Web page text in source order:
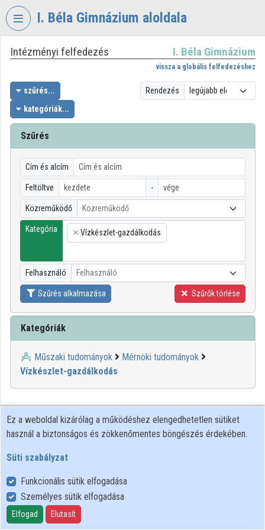
Fejléc kihagyása
I. Béla Gimnázium aloldala
VIDEOTORIUM
BÉLA
GIMNÁZIUM
Intézményi kezdőlap
Bejelentkezés
Intézményi felfedezés
Kategóriák
Intézményi listák
Intézmények
Közreműködők
Intézményi felfedezés I. Béla Gimnázium
vissza a globális felfedezéshez
szűrés...
kategóriák...
Rendezés
Szűrés
Cím és alcím
Feltöltve -
Közreműködő Közreműködő
Kategória
×
Vízkészlet-gazdálkodás
Felhasználó Felhasználó
Szűrés alkalmazása Szűrők törlése
Kategóriák
Műszaki tudományok
Mérnöki tudományok
Vízkészlet-gazdálkodás
Felhasználói szabályzat
Adatkezelési tájékoztató
Süti szabályzat
Ez a weboldal kizárólag a működéshez elengedhetetlen sütiket
használ a biztonságos és zökkenőmentes böngészés érdekében.
Süti szabályzat
Funkcionális sütik elfogadása
Személyes sütik elfogadása
Elfogad Elutasít